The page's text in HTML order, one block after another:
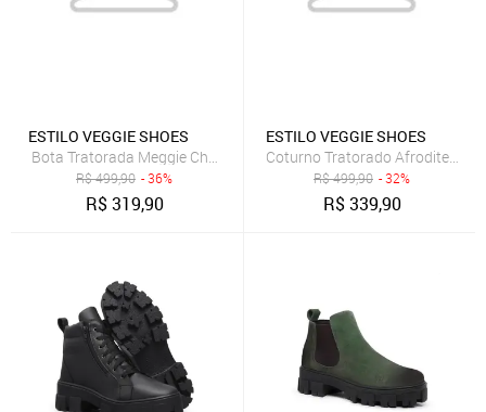
ESTILO VEGGIE SHOES
Bota Tratorada Meggie Chelsea Estilo Veggie Preto
R$499,90 - 36%
R$319,90
ESTILO VEGGIE SHOES
Coturno Tratorado Afrodite
R$499,90 - 32%
R$339,90